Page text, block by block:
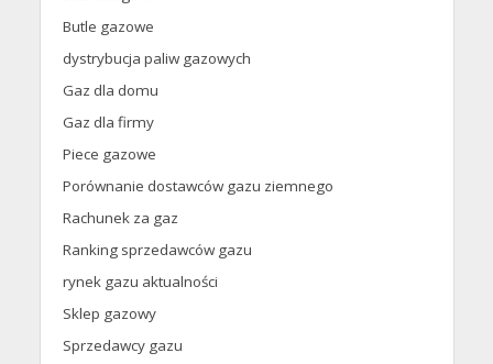
Butle gazowe
dystrybucja paliw gazowych
Gaz dla domu
Gaz dla firmy
Piece gazowe
Porównanie dostawców gazu ziemnego
Rachunek za gaz
Ranking sprzedawców gazu
rynek gazu aktualności
Sklep gazowy
Sprzedawcy gazu